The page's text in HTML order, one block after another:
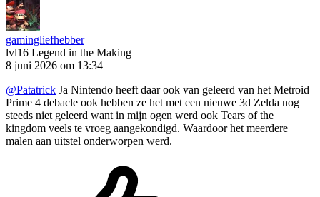
gamingliefhebber
lvl16 Legend in the Making
8 juni 2026 om 13:34
@Patatrick Ja Nintendo heeft daar ook van geleerd van het Metroid
Prime 4 debacle ook hebben ze het met een nieuwe 3d Zelda nog
steeds niet geleerd want in mijn ogen werd ook Tears of the
kingdom veels te vroeg aangekondigd. Waardoor het meerdere
malen aan uitstel onderworpen werd.